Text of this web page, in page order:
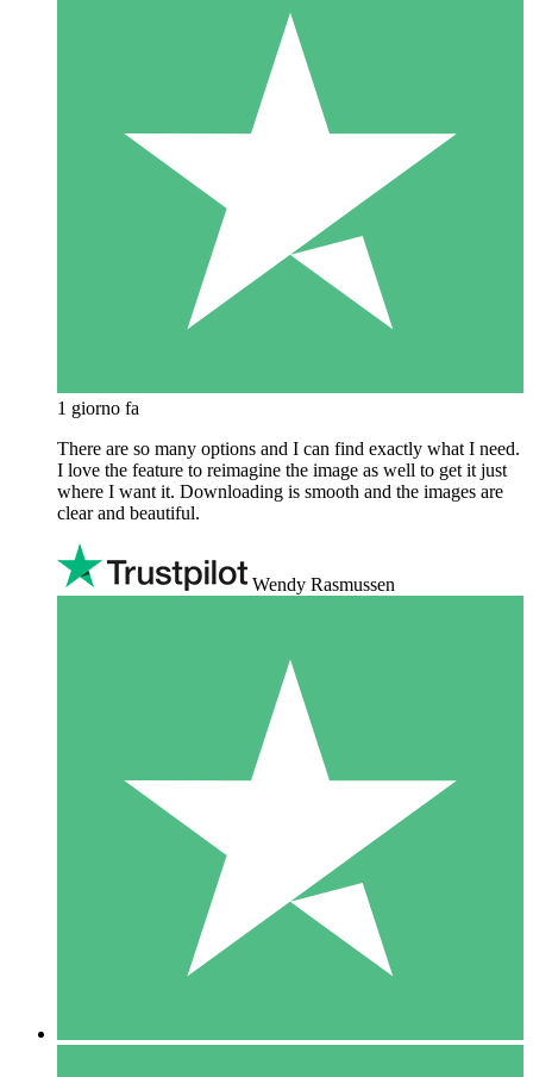
1 giorno fa
There are so many options and I can find exactly what I need.
I love the feature to reimagine the image as well to get it just
where I want it. Downloading is smooth and the images are
clear and beautiful.
Wendy Rasmussen